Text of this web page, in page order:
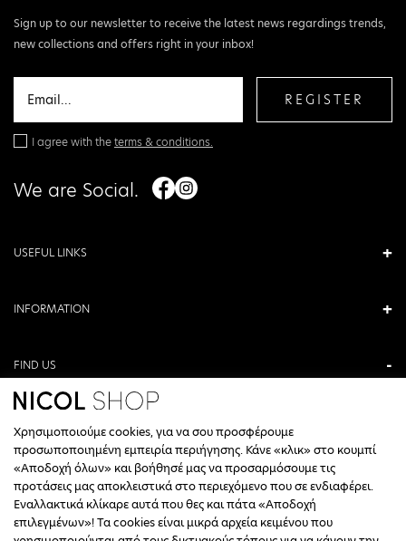
Sign up to our newsletter to receive the latest news regardings trends,
new collections and offers right in your inbox!
REGISTER
I agree with theterms & conditions.
We are Social.
USEFUL LINKS
INFORMATION
FIND US
ANTONIOU KAMARA 3, VERIA, GREECE
+30 23310 76336
CALL CENTER HOURS
ΔΕΥΤΕΡΑ, ΤΕΤΑΡΤΗ: 09:00 - 14:30
ΤΡΙΤΗ, ΠΕΜΠΤΗ, ΠΑΡΑΣΚΕΥΗ: 09:30 - 14:00 & 17:30 - 21:00
Χρησιμοποιούμε cookies, για να σου προσφέρουμε
προσωποποιημένη εμπειρία περιήγησης. Κάνε «κλικ» στο κουμπί
«Αποδοχή όλων» και βοήθησέ μας να προσαρμόσουμε τις
προτάσεις μας αποκλειστικά στο περιεχόμενο που σε ενδιαφέρει.
Εναλλακτικά κλίκαρε αυτά που θες και πάτα «Αποδοχή
επιλεγμένων»! Τα cookies είναι μικρά αρχεία κειμένου που